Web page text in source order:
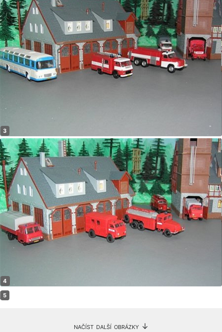
načíst další obrázky ↓